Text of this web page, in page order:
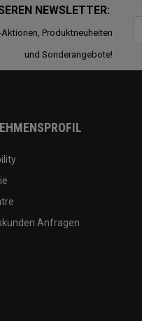
NEWSLETTER:
Produktneuheiten
und Sonderangebote!
Anfragen